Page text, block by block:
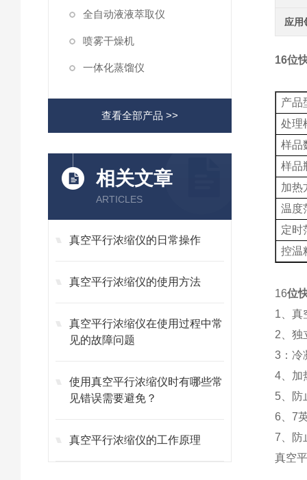
全自动液液萃取仪
喷雾干燥机
一体化蒸馏仪
查看全部产品 >>
相关文章
ARTICLES
真空平行浓缩仪的日常操作
真空平行浓缩仪的使用方法
真空平行浓缩仪在使用过程中常
见的故障问题
使用真空平行浓缩仪时有哪些常
见错误需要避免？
真空平行浓缩仪的工作原理
应用
16位
产品
处理
样品
样品
加热
温度
定时
控温
16位
1、真
2、独
3：冷
4、加
5、防
6、7
7、防
真空